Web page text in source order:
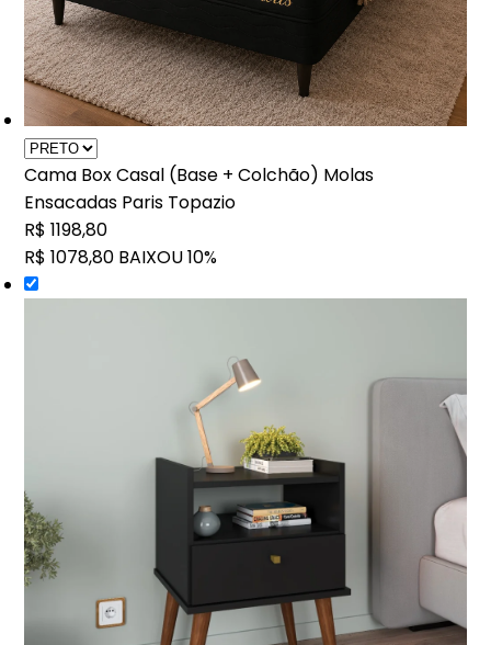
Cama Box Casal (Base + Colchão) Molas
Ensacadas Paris Topazio
R$ 1198,80
R$ 1078,80 BAIXOU 10%